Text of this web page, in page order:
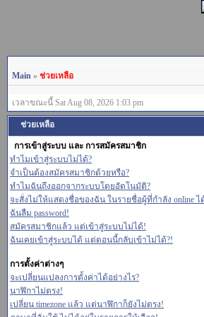
Main » ช่วยเหลือ
เวลาขณะนี้ Sat Aug 08, 2026 1:03 pm
ช่วยเหลือ
การเข้าสู่ระบบ และ การสมัครสมาชิก
ทำไมเข้าสู่ระบบไม่ได้?
จำเป็นต้องสมัครสมาชิกด้วยหรือ?
ทำไมฉันถึงออกจากระบบโดยอัตโนมัติ?
จะสั่งไม่ให้แสดงชื่อของฉัน ในรายชื่อผู้ที่กำลัง online ไ
ฉันลืม password!
สมัครสมาชิกแล้ว แต่เข้าสู่ระบบไม่ได้!
ฉันเคยเข้าสู่ระบบได้ แต่ตอนนี้กลับเข้าไม่ได้?!
การตั้งค่าต่างๆ
จะเปลี่ยนแปลงการตั้งค่าได้อย่างไร?
นาฬิกาไม่ตรง!
เปลี่ยน timezone แล้ว แต่นาฬิกาก็ยังไม่ตรง!